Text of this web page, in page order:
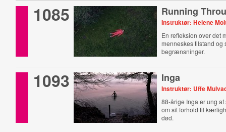
1085 Running
Instruktør: Helene
En refleksion over det
menneskes tilstand og
begrænsninger.
1093 Inga
Instruktør: Uffe
88-årige Inga er ung
om sit forhold til
død.